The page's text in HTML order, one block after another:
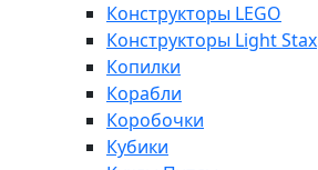
Конструкторы LEGO
Конструкторы Light Stax
Копилки
Корабли
Коробочки
Кубики